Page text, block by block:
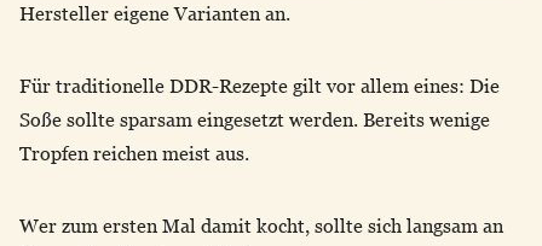
Hersteller eigene Varianten an.
Für traditionelle DDR-Rezepte gilt vor allem eines: Die
Soße sollte sparsam eingesetzt werden. Bereits wenige
Tropfen reichen meist aus.
Wer zum ersten Mal damit kocht, sollte sich langsam an